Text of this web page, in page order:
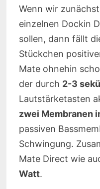
Wenn wir
einzelnen Dockin
sollen, dann fällt
Stückchen
Mate ohnehin
der durch 2-3
Lautstärketasten
zwei Membranen
passiven
Schwingung.
Mate Direct wie
Watt.